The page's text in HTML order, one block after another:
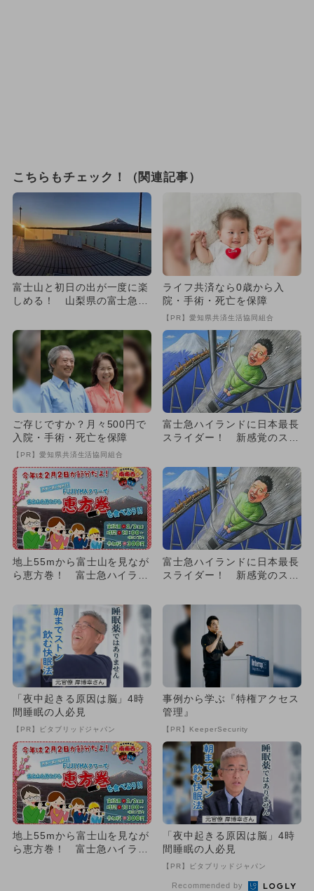
こちらもチェック！（関連記事）
富士山と初日の出が一度に楽
しめる！ 山梨県の富士急ハ
ライフ共済なら0歳から入
院・手術・死亡を保障
【PR】愛知県共済生活協同組合
ご存じですか？月々500円で
入院・手術・死亡を保障
【PR】愛知県共済生活協同組合
富士急ハイランドに日本最長
スライダー！ 新感覚のスリ
地上55mから富士山を見なが
ら恵方巻！ 富士急ハイラン
富士急ハイランドに日本最長
スライダー！ 新感覚のスリ
「夜中起きる原因は脳」4時
間睡眠の人必見
【PR】ビタブリッドジャパン
事例から学ぶ『特権アクセス
管理』
【PR】KeeperSecurity
地上55mから富士山を見なが
ら恵方巻！ 富士急ハイラン
「夜中起きる原因は脳」4時
間睡眠の人必見
【PR】ビタブリッドジャパン
Recommended by